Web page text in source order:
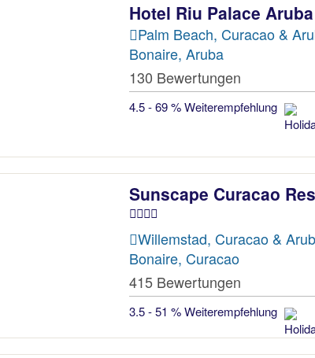
Hotel Riu Palace Aruba
Palm Beach, Curacao &
Bonaire, Aruba
130 Bewertungen
4.5 - 69 % Weiterempfehlung
Sunscape Curacao
Willemstad, Curacao &
Bonaire, Curacao
415 Bewertungen
3.5 - 51 % Weiterempfehlung